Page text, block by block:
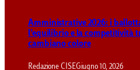
Amministrative 2026: i
l’equilibrio e la competitività
cambiano colore
Redazione CISEGiugno 10, 2026